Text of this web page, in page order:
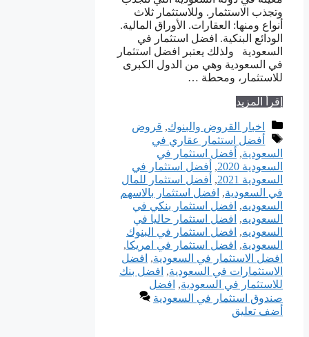
وتجذب الاستثمار. وللاستثمار ثلاث
أنواع ومنها: العقارات. الأوراق المالية.
الودائع البنكية. افضل استثمار في
السعودية ولذلك يعتبر افضل استثمار
في السعودية وهي من الدول الكبرى
للاستثمار، ومحطة …
إقرأ المزيد
التصنيفات
اخبار القروض والبنوك, قروض
الوسوم
أفضل استثمار عقاري في
السعودية, أفضل استثمار في
السعودية 2020
, أفضل استثمار في
السعودية 2021
, أفضل استثمار للمال
في السعودية, افضل استثمار بالاسهم
السعوديه, افضل استثمار بنكي في
السعوديه, افضل استثمار حاليا في
السعوديه, افضل استثمار في البنوك
السعودية, افضل استثمار في امريكا,
افضل الاستثمار في السعودية, افضل
الاستثمارات في السعودية, افضل بنك
للاستثمار في السعودية, افضل
صندوق استثمار في السعودية
أضف تعليق